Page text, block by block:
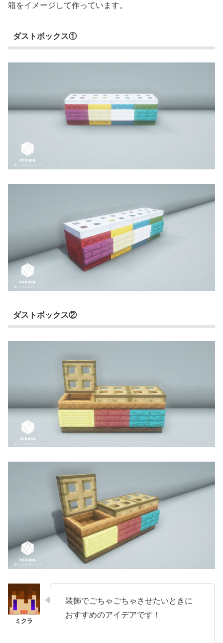
箱をイメージして作っています。
ダストボックス①
ダストボックス②
装飾でごちゃごちゃさせたいときに
おすすめのアイデアです！